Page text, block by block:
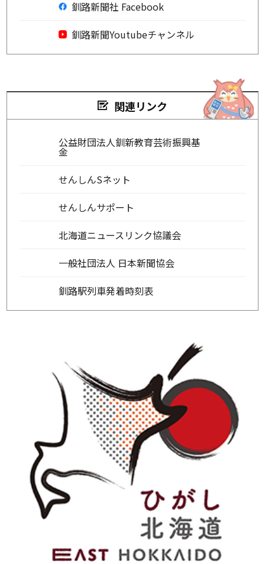
釧路新聞社 Facebook
釧路新聞Youtubeチャンネル
関連リンク
公益財団法人釧新教育芸術振興基
金
せんしんSネット
せんしんサポート
北海道ニュースリンク協議会
一般社団法人 日本新聞協会
釧路駅列車発着時刻表